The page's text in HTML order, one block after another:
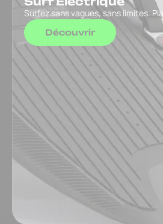
Surfez sans vagues, sans limites.
Découvrir